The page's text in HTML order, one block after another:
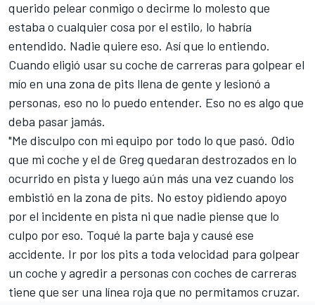
querido pelear conmigo o decirme lo molesto que
estaba o cualquier cosa por el estilo, lo habría
entendido. Nadie quiere eso. Así que lo entiendo.
Cuando eligió usar su coche de carreras para golpear el
mío en una zona de pits llena de gente y lesionó a
personas, eso no lo puedo entender. Eso no es algo que
deba pasar jamás.
"Me disculpo con mi equipo por todo lo que pasó. Odio
que mi coche y el de Greg quedaran destrozados en lo
ocurrido en pista y luego aún más una vez cuando los
embistió en la zona de pits. No estoy pidiendo apoyo
por el incidente en pista ni que nadie piense que lo
culpo por eso. Toqué la parte baja y causé ese
accidente. Ir por los pits a toda velocidad para golpear
un coche y agredir a personas con coches de carreras
tiene que ser una línea roja que no permitamos cruzar.